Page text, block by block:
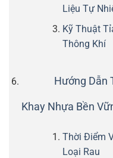
Liệu Tự
Kỹ Thuật
Thông Khí
Hướng Dẫn
Khay Nhựa Bền
Thời Điểm
Loại Rau